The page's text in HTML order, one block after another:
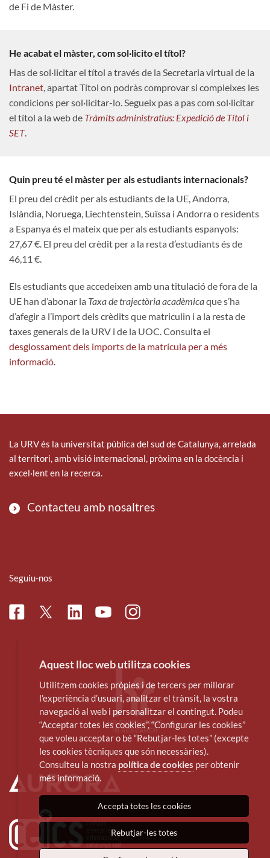
de Fi de Màster.
He acabat el màster, com sol·licito el títol?
Has de sol·licitar el títol a través de la Secretaria virtual de la
Intranet, apartat Títol on podràs comprovar si compleixes les
condicions per sol·licitar-lo. Segueix pas a pas com sol·licitar
el títol a la web de Tràmits administratius: Expedició de Títol i
SET.
Quin preu té el màster per als estudiants internacionals?
El preu del crèdit per als estudiants de la UE, Andorra,
Islàndia, Noruega, Liechtenstein, Suïssa i Andorra o residents
a Espanya és el mateix que per als estudiants espanyols:
27,67 €. El preu del crèdit per a la resta d’estudiants és de
46,11 €.
Els estudiants que accedeixen amb una titulació de fora de la
UE han d’abonar la Taxa de trajectòria acadèmicaque s’ha
d’afegir a l’import dels crèdits que matriculin i a la resta de
taxes generals de la URV i de la UOC. Consulta el
desglossament dels imports de la matrícula per a més
informació.
La URV és la universitat pública del sud de Catalunya, arrelada
al territori, amb visió internacional, pròxima en la docència i
excel·lent en la recerca.
Contacteu amb nosaltres
Seguiu-nos
FacebookTwitterLinkedinYoutubeInstagram
Aquest lloc web utilitza cookies
Utilitzem cookies pròpies i de tercers per millorar
l’experiència d’usuari, analitzar el trànsit, la vostra
navegació al web i personalitzar el contingut. Podeu
“Acceptar totes les cookies”, “Configurar les cookies”
que voleu acceptar o bé “Rebutjar-les totes” (excepte
les cookies tècniques que són necessàries).
Consulteu la nostra política de cookies per obtenir
més informació.
Accepta totes les cookies
Rebutjar-les totes